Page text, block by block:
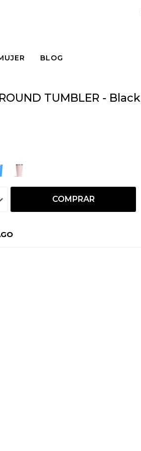
BLOG
TUMBLER - Black
COMPRAR